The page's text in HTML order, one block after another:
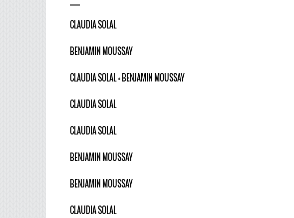
CLAUDIA SOLAL
BENJAMIN MOUSSAY
CLAUDIA SOLAL + BENJAMIN MOUSSAY
CLAUDIA SOLAL
CLAUDIA SOLAL
BENJAMIN MOUSSAY
BENJAMIN MOUSSAY
CLAUDIA SOLAL